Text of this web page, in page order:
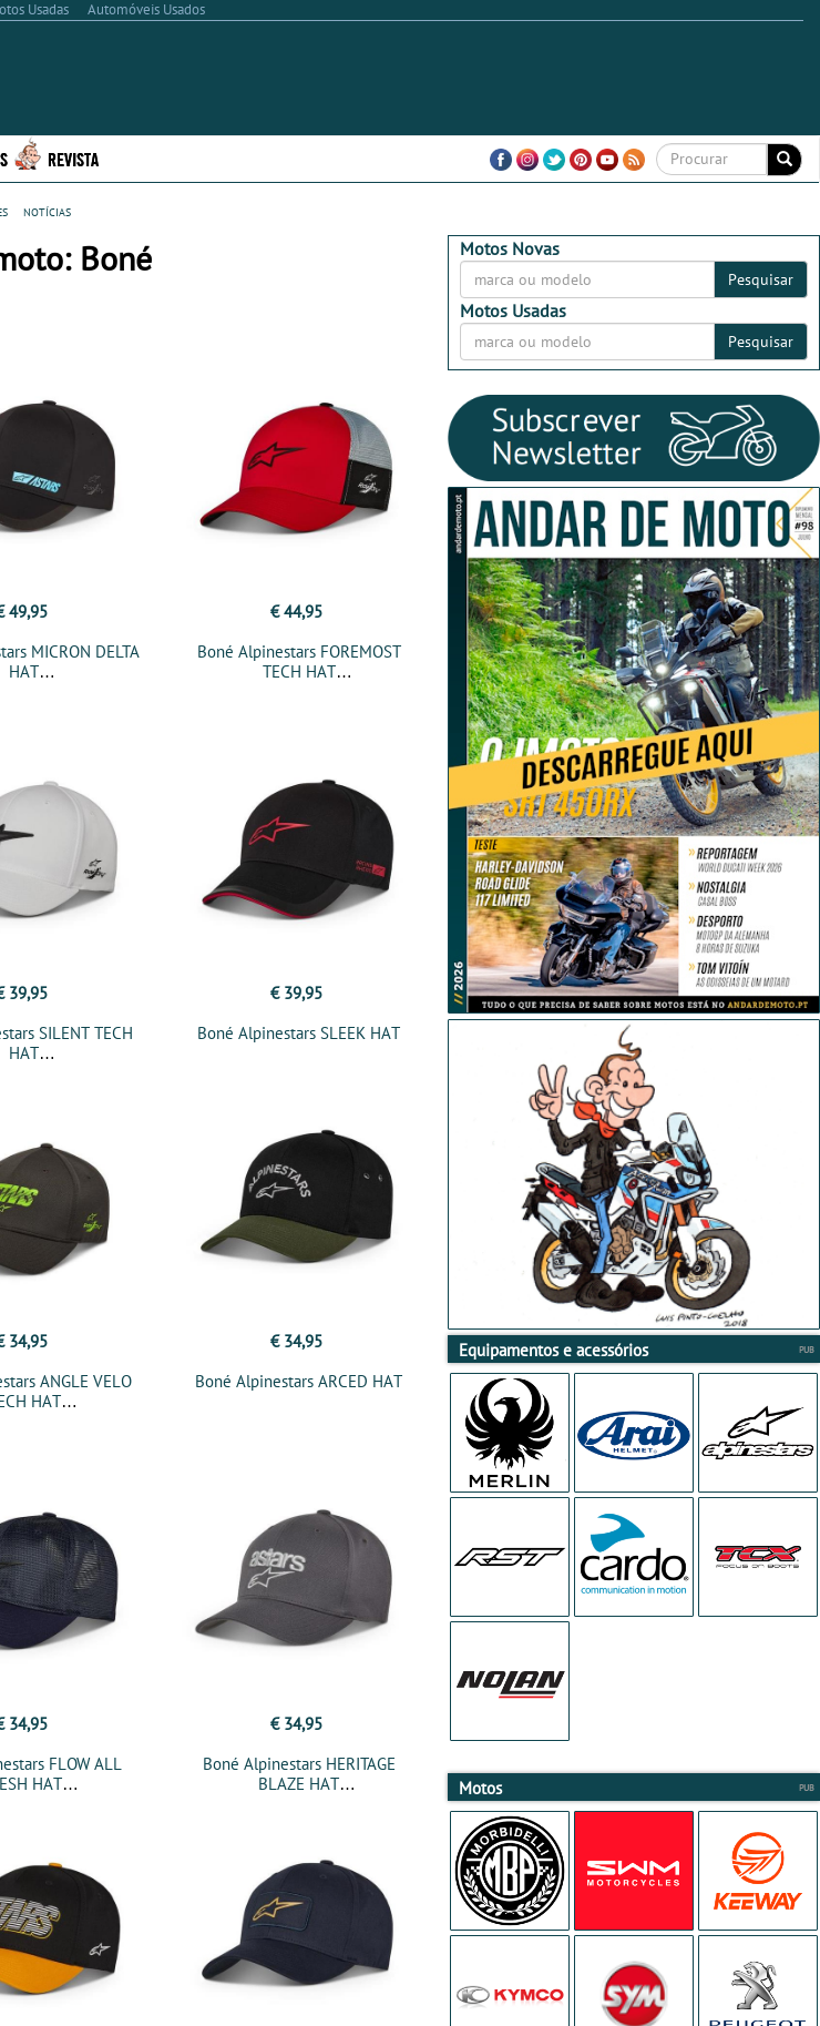
Usadas Automóveis Usados
REVISTA
notícias
Boné
49,95
MICRON DELTA
HAT
€ 44,95
Boné Alpinestars FOREMOST
TECH HAT
39,95
SILENT TECH
HAT
€ 39,95
Boné Alpinestars SLEEK HAT
34,95
ANGLE VELO
HAT
€ 34,95
Boné Alpinestars ARCED HAT
34,95
FLOW ALL
HAT
€ 34,95
Boné Alpinestars HERITAGE
BLAZE HAT
Motos Novas
Pesquisar
Motos Usadas
Pesquisar
Equipamentos e acessórios
Motos